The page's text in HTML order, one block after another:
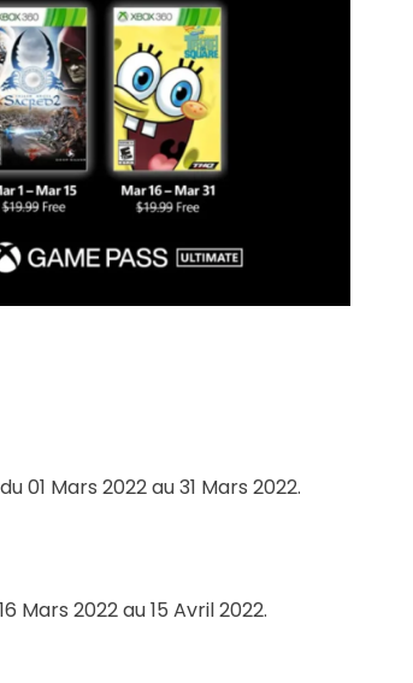
01 Mars 2022 au 31 Mars 2022.
Mars 2022 au 15 Avril 2022.